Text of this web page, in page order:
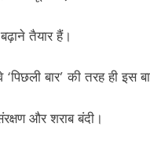
तैयार हैं।
बार’ की तरह ही इस
और शराब बंदी।